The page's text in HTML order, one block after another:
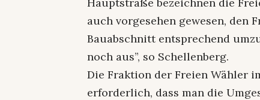
auch vorgesehen gewesen, den
Bauabschnitt entsprechend
noch aus”, so Schellenberg.
Die Fraktion der Freien Wähler
erforderlich, dass man die